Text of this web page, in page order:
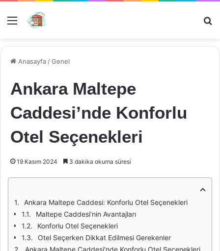
Menü
Anasayfa /Genel
Ankara Maltepe
Caddesi’nde Konforlu
Otel Seçenekleri
19 Kasım 2024 3 dakika okuma süresi
Ankara Maltepe Caddesi: Konforlu Otel Seçenekleri
Maltepe Caddesi’nin Avantajları
Konforlu Otel Seçenekleri
Otel Seçerken Dikkat Edilmesi Gerekenler
Ankara Maltepe Caddesi'nde Konforlu Otel Seçenekleri